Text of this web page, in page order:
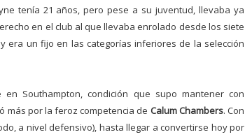
tenía 21 años, pero pese a su juventud, llevaba ya
en el club al que llevaba enrolado desde los siete
era un fijo en las categorías inferiores de la selección
Southampton, condición que supo mantener con
más por la feroz competencia de Calum Chambers. Con
a nivel defensivo), hasta llegar a convertirse hoy por